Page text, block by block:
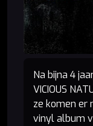
Na bijna 4
VICIOUS
ze komen er
vinyl album